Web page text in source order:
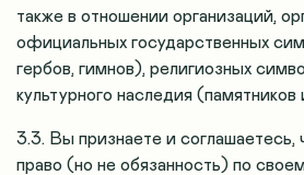
также в отношении организаций,
официальных государственных
гербов, гимнов), религиозных
культурного наследия
3.3. Вы признаете и соглашаетесь,
право (но не обязанность) по